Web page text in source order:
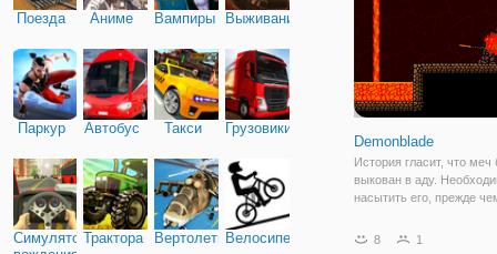
Поезда Аниме Вампиры Выживание
Паркур Автобус Такси Грузовики
СимуляторТрактора ВертолетыВелосипед
Demonblade
История гласит, что меч
выкован в аду.
насытить его, прежде
глубоком подполье.
8 1